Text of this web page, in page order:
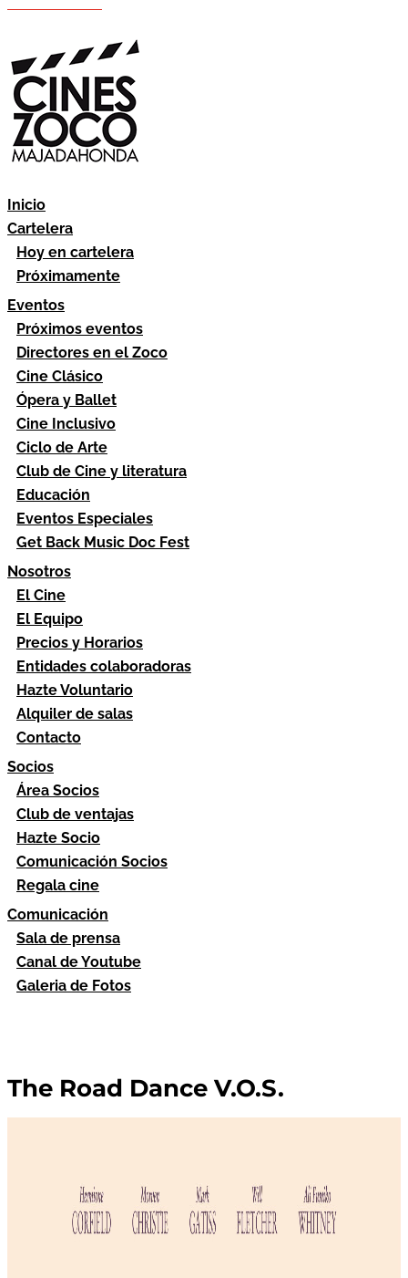
Inicio
Cartelera
Hoy en cartelera
Próximamente
Eventos
Próximos eventos
Directores en el Zoco
Cine Clásico
Ópera y Ballet
Cine Inclusivo
Ciclo de Arte
Club de Cine y literatura
Educación
Eventos Especiales
Get Back Music Doc Fest
Nosotros
El Cine
El Equipo
Precios y Horarios
Entidades colaboradoras
Hazte Voluntario
Alquiler de salas
Contacto
Socios
Área Socios
Club de ventajas
Hazte Socio
Comunicación Socios
Regala cine
Comunicación
Sala de prensa
Canal de Youtube
Galeria de Fotos
The Road Dance V.O.S.